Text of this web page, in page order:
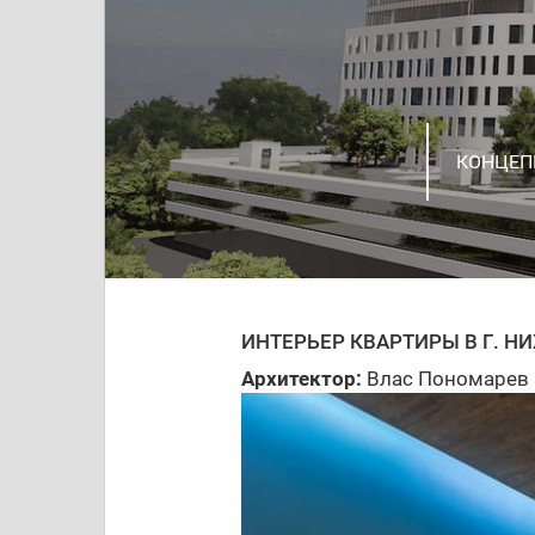
ПРОЕКТ
Г.
ЖИЛОЙ
ИНТЕРЬЕР КВАРТИРЫ В Г.
Архитектор: Влас Пономарев